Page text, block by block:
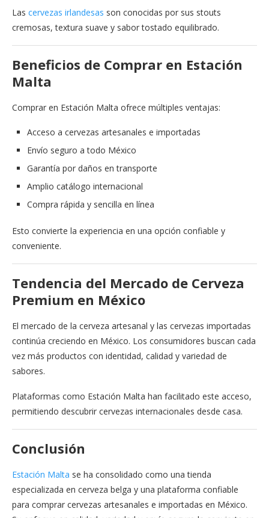
Las cervezas irlandesas son conocidas por sus stouts
cremosas, textura suave y sabor tostado equilibrado.
Beneficios de Comprar en Estación
Malta
Comprar en Estación Malta ofrece múltiples ventajas:
Acceso a cervezas artesanales e importadas
Envío seguro a todo México
Garantía por daños en transporte
Amplio catálogo internacional
Compra rápida y sencilla en línea
Esto convierte la experiencia en una opción confiable y
conveniente.
Tendencia del Mercado de Cerveza
Premium en México
El mercado de la cerveza artesanal y las cervezas importadas
continúa creciendo en México. Los consumidores buscan cada
vez más productos con identidad, calidad y variedad de
sabores.
Plataformas como Estación Malta han facilitado este acceso,
permitiendo descubrir cervezas internacionales desde casa.
Conclusión
Estación Malta se ha consolidado como una tienda
especializada en cerveza belga y una plataforma confiable
para comprar cervezas artesanales e importadas en México.